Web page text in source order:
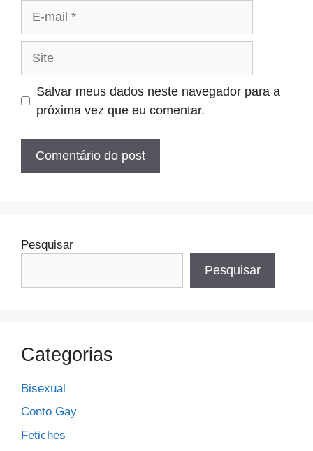
Salvar meus dados neste navegador para a
próxima vez que eu comentar.
Pesquisar
Pesquisar
Categorias
Bisexual
Conto Gay
Fetiches